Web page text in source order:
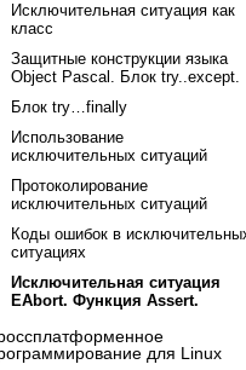
Исключительная ситуация как
класс
Защитные конструкции языка
Object Pascal. Блок try..except.
Блок try…finally
Использование
исключительных ситуаций
Протоколирование
исключительных ситуаций
Коды ошибок в
ситуациях
Исключительная ситуация
EAbort. Функция Assert.
для Linux